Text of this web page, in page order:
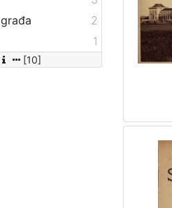
2
1
[10]